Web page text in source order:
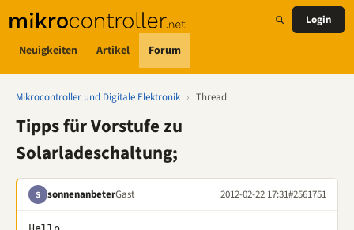
Neuigkeiten Artikel Forum
Login
Mikrocontroller und Digitale Elektronik › Thread
Tipps für Vorstufe zu
Solarladeschaltung;
S sonnenanbeterGast 2012-02-22 17:31#2561751